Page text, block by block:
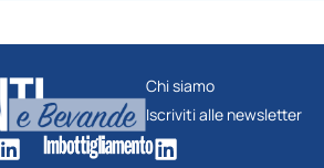
Chi siamo
Iscriviti alle newsletter